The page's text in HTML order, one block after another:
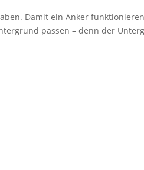
Damit ein Anker
passen – denn der